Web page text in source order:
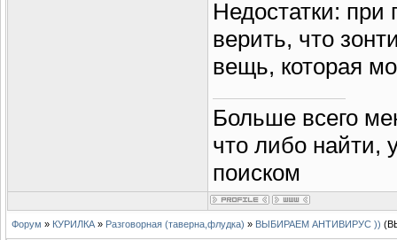
Недостатки: при
верить, что
вещь, которая
Больше всего
что либо найти,
поиском
Форум » КУРИЛКА » Разговорная (таверна,флудка) » ВЫБИРАЕМ АНТИВИРУС ))